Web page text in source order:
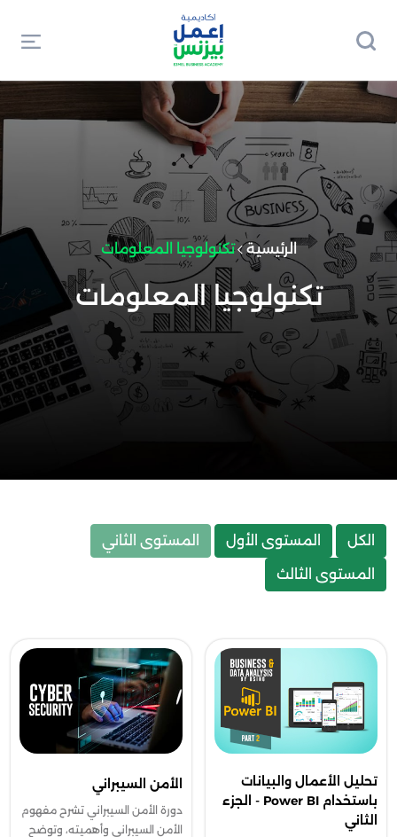
الرئيسية تكنولوجيا المعلومات
تكنولوجيا المعلومات
الكل المستوى الأول
المستوى الثاني
المستوى الثالث
تحليل الأعمال والبيانات
باستخدام Power BI - الجزء
الثاني
الأمن السيبراني
دورة الأمن السيبراني تشرح مفهوم
الأمن السيبراني وأهميته، وتوضح